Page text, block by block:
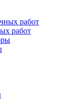
работ